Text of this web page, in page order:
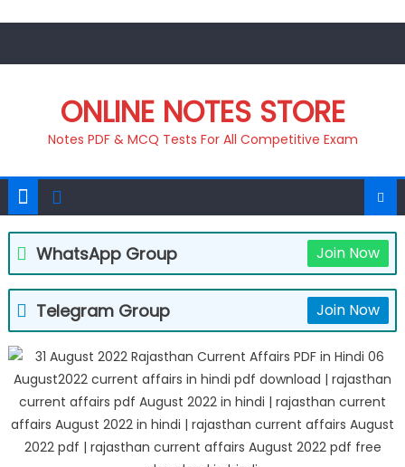
ONLINE NOTES STORE
Notes PDF & MCQ Tests For All Competitive Exam
WhatsApp Group Join Now
Telegram Group Join Now